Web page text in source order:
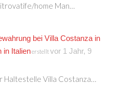
home Man…
bei Villa Costanza in
in Italienerstellt vor 1 Jahr, 9
Haltestelle Villa Costanza…